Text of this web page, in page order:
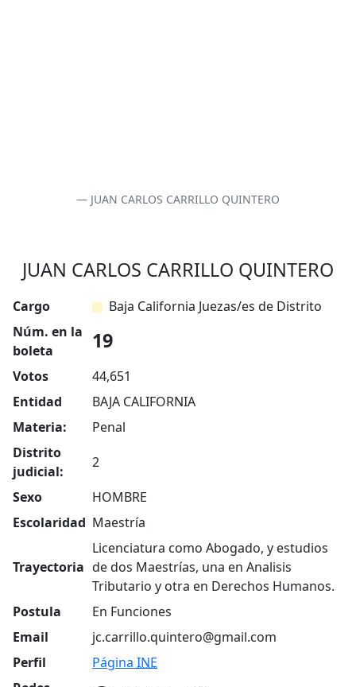
JUAN CARLOS CARRILLO QUINTERO
JUAN CARLOS CARRILLO QUINTERO
Cargo
Baja California Juezas/es de Distrito
Núm. en la
boleta
19
Votos
44,651
Entidad
BAJA CALIFORNIA
Materia:
Penal
Distrito
judicial:
2
Sexo
HOMBRE
Escolaridad Maestría
Trayectoria
Licenciatura como Abogado, y estudios
de dos Maestrías, una en Analisis
Tributario y otra en Derechos Humanos.
Postula
En Funciones
Email
jc.carrillo.quintero@gmail.com
Perfil
Página INE